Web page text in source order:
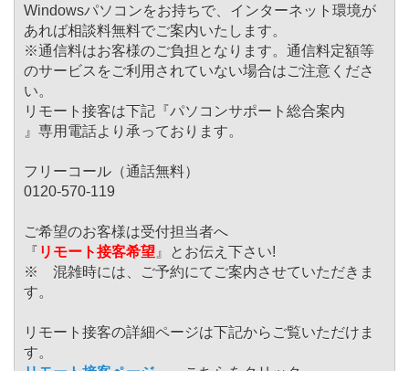
Windowsパソコンをお持ちで、インターネット環境が
あれば相談料無料でご案内いたします。
※通信料はお客様のご負担となります。通信料定額等
のサービスをご利用されていない場合はご注意くださ
い。
リモート接客は下記『パソコンサポート総合案内
』専用電話より承っております。
フリーコール（通話無料）
0120-570-119
ご希望のお客様は受付担当者へ
『 リモート接客希望 』とお伝え下さい!
※ 混雑時には、ご予約にてご案内させていただきま
す。
リモート接客の詳細ページは下記からご覧いただけま
す。